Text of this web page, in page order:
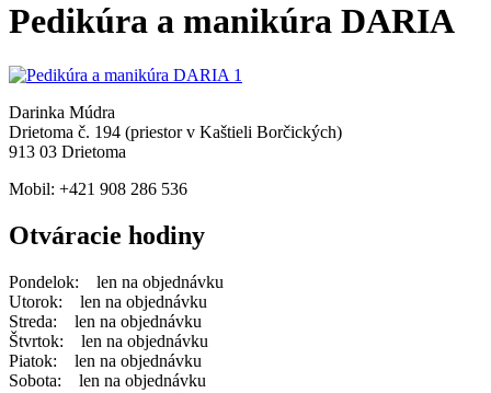
Pedikúra a manikúra DARIA
Darinka Múdra
Drietoma č. 194 (priestor v Kaštieli Borčických)
913 03 Drietoma
Mobil: +421 908 286 536
Otváracie hodiny
Pondelok: len na objednávku
Utorok: len na objednávku
Streda: len na objednávku
Štvrtok: len na objednávku
Piatok: len na objednávku
Sobota: len na objednávku